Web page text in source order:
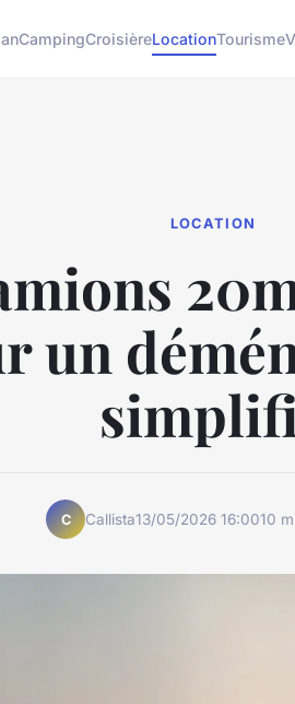
CampingCroisièreLocationTourisme
LOCATION
un
C Callista13/05/2026 16:0010